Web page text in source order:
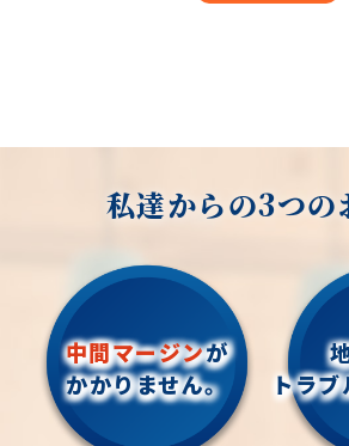
私達からの3つの
中間マージンが
かかりません。
トラブ